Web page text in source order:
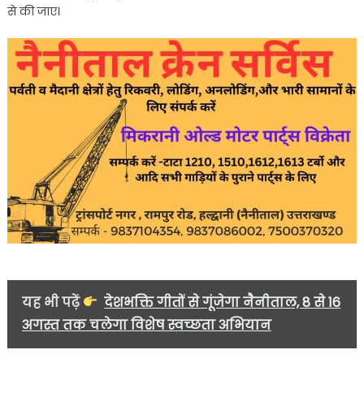
से की जाए।
यह भी पढ़ें
देशभक्ति गीतों से गूंजेगा नैनीताल, 8 से 16
अगस्त तक चलेगा विशेष स्वच्छता अभियान